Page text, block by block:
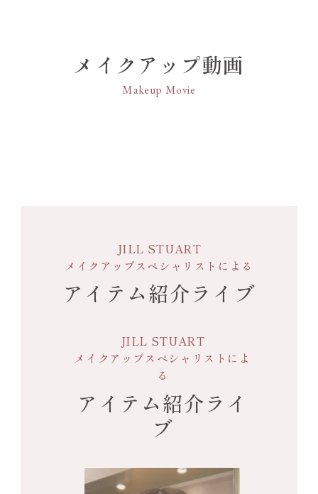
メイクアップ動画
Makeup Movie
JILL STUART
メイクアップスペシャリストによる
アイテム紹介ライブ
JILL STUART
メイクアップスペシャリストによ
る
アイテム紹介ライ
ブ